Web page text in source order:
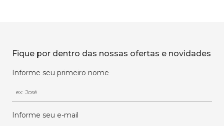
Fique por dentro das nossas ofertas e novidades
Informe seu primeiro nome
Informe seu e-mail